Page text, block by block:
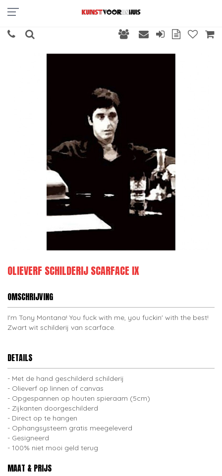
OLIEVERF SCHILDERIJ SCARFACE IX
OMSCHRIJVING
I'm Tony Montana! You fuck with me, you fuckin' with the best!
Zwart wit schilderij van scarface.
DETAILS
Met de hand geschilderd schilderij
Olieverf op linnen of canvas
Opgespannen op houten spieraam (5cm)
Zijkanten doorgeschilderd
Direct op te hangen
Ophangsysteem gratis meegeleverd
Gesigneerd
100% niet mooi geld terug
MAAT & PRIJS